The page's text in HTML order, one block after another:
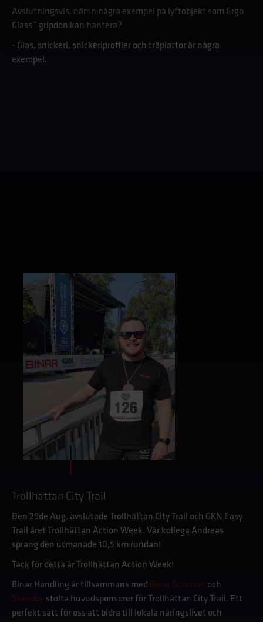
Avslutningsvis, nämn några exempel på lyftobjekt som Ergo
Glass™ gripdon kan hantera?
- Glas, snickeri, snickeriprofiler och träplattor är några
exempel.
Trollhättan City Trail
Den 29de Aug. avslutade Trollhättan City Trail och GKN Easy
Trail året Trollhättan Action Week. Vår kollega Andreas
sprang den utmanade 10,5 km rundan!
Tack för detta år Trollhättan Action Week!
Binar Handling är tillsammans med Binar Solution och
Standby stolta huvudsponsorer för Trollhättan City Trail. Ett
perfekt sätt för oss att bidra till lokala näringslivet och